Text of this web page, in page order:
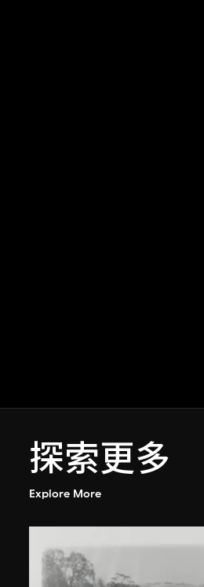
探索更多
Explore More